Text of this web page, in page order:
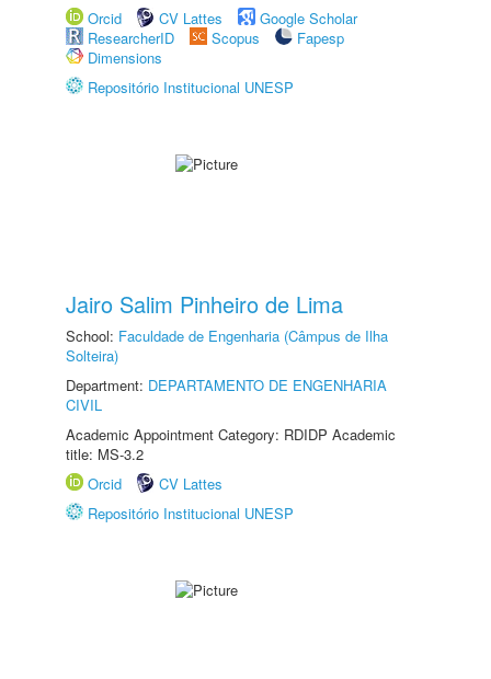
Orcid
CV Lattes
Google Scholar
ResearcherID
Scopus
Fapesp
Dimensions
Repositório Institucional UNESP
Jairo Salim Pinheiro de Lima
School: Faculdade de Engenharia (Câmpus de Ilha
Solteira)
Department: DEPARTAMENTO DE ENGENHARIA
CIVIL
Academic Appointment Category: RDIDP Academic
title: MS-3.2
Orcid
CV Lattes
Repositório Institucional UNESP